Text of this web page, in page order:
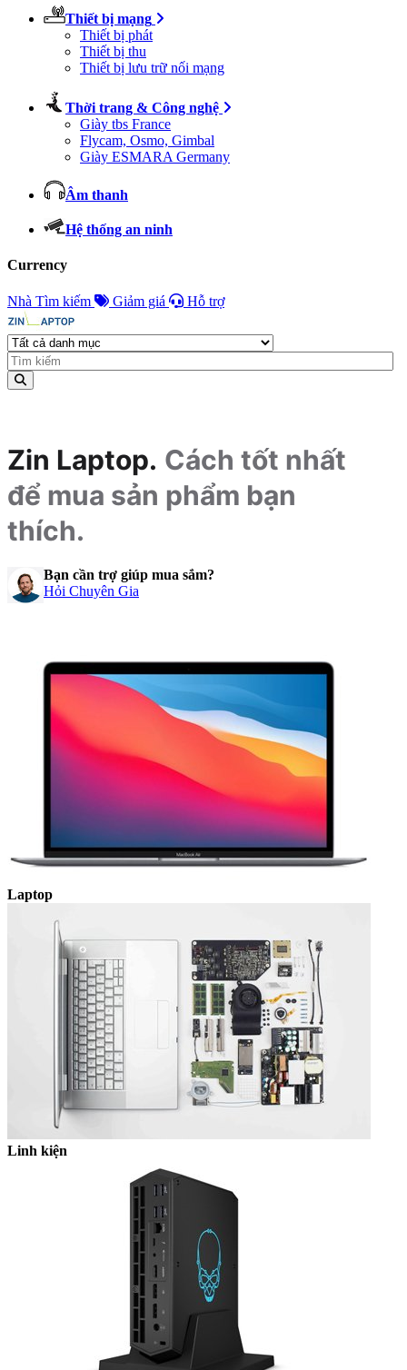
Thiết bị mạng
Thiết bị phát
Thiết bị thu
Thiết bị lưu trữ nối mạng
Thời trang & Công nghệ
Giày tbs France
Flycam, Osmo, Gimbal
Giày ESMARA Germany
Âm thanh
Hệ thống an ninh
Currency
Nhà Tìm kiếm Giảm giá Hỗ trợ
Zin Laptop. Cách tốt nhất
để mua sản phẩm bạn
thích.
Bạn cần trợ giúp mua sắm?
Hỏi Chuyên Gia
Laptop
Linh kiện